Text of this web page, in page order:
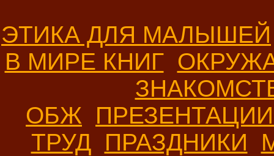
ЭТИКА ДЛЯ МАЛЫШЕЙ
В МИРЕ КНИГ
ОБЖ
ТРУД ПРАЗДНИКИ